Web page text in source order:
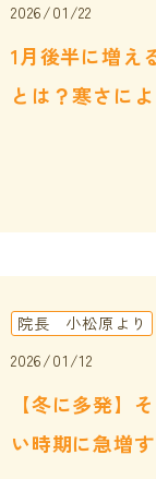
2026/01/22
1月後半に増え
とは？寒さに
院長 小松原より
2026/01/12
【冬に多発】
い時期に急増